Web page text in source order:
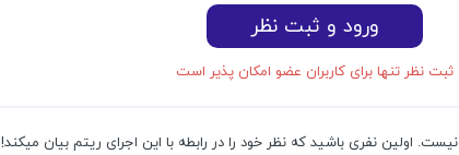
ورود و ثبت نظر
ثبت نظر تنها برای کاربران عضو امکان پذیر است
اولین نفری باشید که نظر خود را در رابطه با این اجرای ریتم بیان میکند!